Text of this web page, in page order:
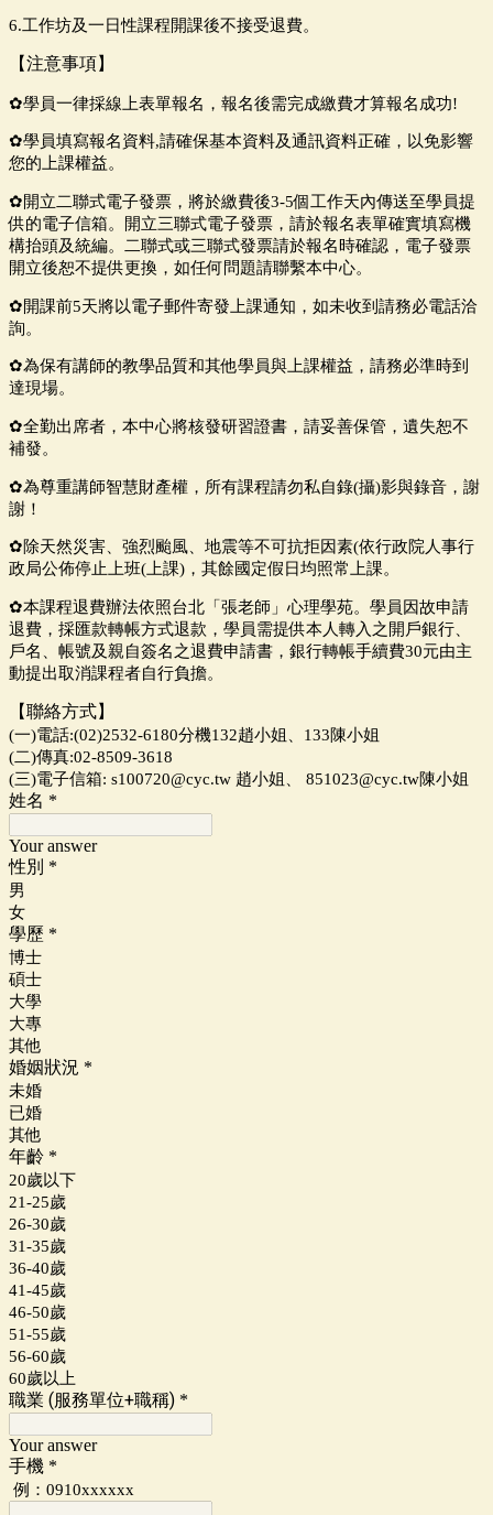
6.工作坊及一日性課程開課後不接受退費。
【注意事項】
✿學員一律採線上表單報名，報名後需完成繳費才算報名成功!
✿學員填寫報名資料,請確保基本資料及通訊資料正確，以免影響
您的上課權益。
✿開立二聯式電子發票，將於繳費後3-5個工作天內傳送至學員提
供的電子信箱。
開立三聯式電子發票，請於報名表單確實填寫機
構抬頭及統編。二聯式或三聯式發票請於報名時確認，電子發票
開立後恕不提供更換，如任何問題請聯繫本中心。
✿開課前5天將以電子郵件寄發上課通知，如未收到請務必電話洽
詢。
✿為保有講師的教學品質和其他學員與上課權益，請務必準時到
達現場。
✿全勤出席者，本中心將核發研習證書，請妥善保管，遺失恕不
補發。
✿為尊重講師智慧財產權，所有課程請勿私自錄(攝)影與錄音，謝
謝！
✿除天然災害、強烈颱風、地震等不可抗拒因素(依行政院人事行
政局公佈停止上班(上課)，其餘國定假日均照常上課。
✿本課程退費辦法依照台北「張老師」心理學苑。學員因故申請
退費，採匯款轉帳方式退款，學員需提供本人轉入之開戶銀行、
戶名、帳號及親自簽名之退費申請書，銀行轉帳手續費30元由主
動提出取消課程者自行負擔。
【聯絡方式】
(一)電話:(02)2532-6180分機132趙小姐、133陳小姐
(二)傳真:02-8509-3618
(三)電子信箱: s100720@cyc.tw 趙小姐、 851023@cyc.tw陳小姐
姓名 *
Your answer
性別 *
男
女
學歷 *
博士
碩士
大學
大專
其他
婚姻狀況 *
未婚
已婚
其他
年齡 *
20歲以下
21-25歲
26-30歲
31-35歲
36-40歲
41-45歲
46-50歲
51-55歲
56-60歲
60歲以上
職業 (服務單位+職稱) *
Your answer
手機 *
例：0910xxxxxx